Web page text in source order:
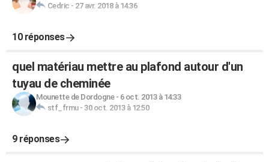
Cedric - 27 avr. 2018 à 14:36
10 réponses
quel matériau mettre au plafond autour d'un
tuyau de cheminée
Mounette de Dordogne- 6 oct. 2013 à 14:33
stf_frmu- 30 oct. 2013 à 12:50
9 réponses